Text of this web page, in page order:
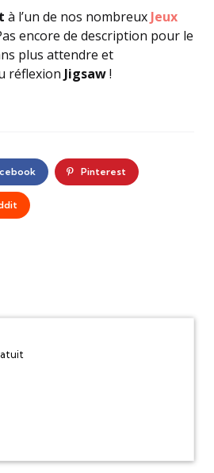
à l’un de nos nombreux Jeux
encore de description pour le
plus attendre et
réflexion Jigsaw!
Pinterest